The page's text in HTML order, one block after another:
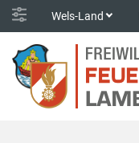
Wels-Land